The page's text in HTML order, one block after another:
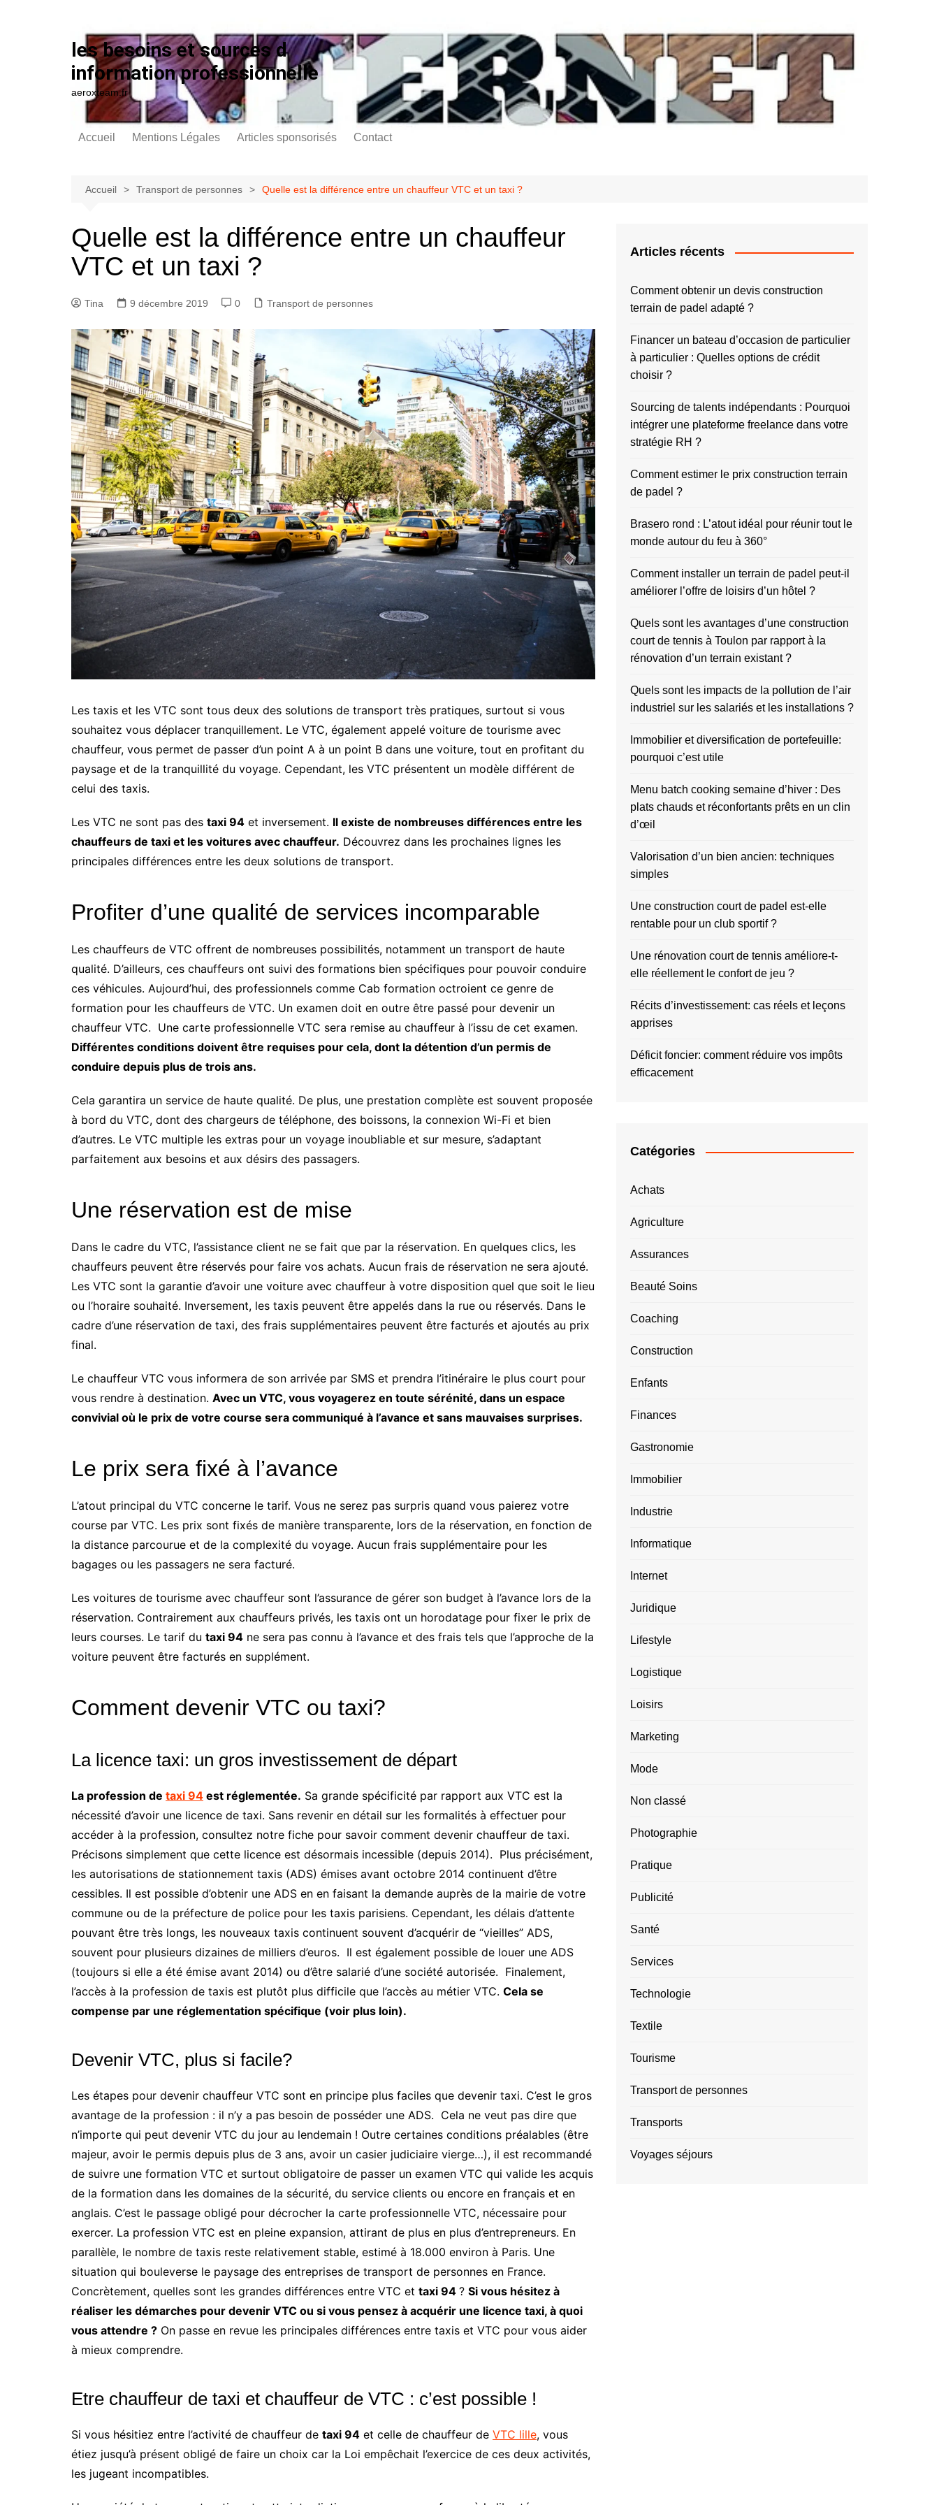
les besoins et sources d
information professionnelle
aeroxteam.fr
Accueil Mentions Légales Articles sponsorisés Contact
Accueil Transport de personnes Quelle est la différence entre un chauffeur VTC et un taxi ?
Quelle est la différence entre un chauffeur
VTC et un taxi ?
Tina 9 décembre 2019 0 Transport de personnes
Les taxis et les VTC sont tous deux des solutions de transport très pratiques, surtout si vous
souhaitez vous déplacer tranquillement. Le VTC, également appelé voiture de tourisme avec
chauffeur, vous permet de passer d’un point A à un point B dans une voiture, tout en profitant du
paysage et de la tranquillité du voyage. Cependant, les VTC présentent un modèle différent de
celui des taxis.
Les VTC ne sont pas des taxi 94 et inversement. Il existe de nombreuses différences entre les
chauffeurs de taxi et les voitures avec chauffeur. Découvrez dans les prochaines lignes les
principales différences entre les deux solutions de transport.
Profiter d’une qualité de services incomparable
Les chauffeurs de VTC offrent de nombreuses possibilités, notamment un transport de haute
qualité. D’ailleurs, ces chauffeurs ont suivi des formations bien spécifiques pour pouvoir conduire
ces véhicules. Aujourd’hui, des professionnels comme Cab formation octroient ce genre de
formation pour les chauffeurs de VTC. Un examen doit en outre être passé pour devenir un
chauffeur VTC. Une carte professionnelle VTC sera remise au chauffeur à l’issu de cet examen.
Différentes conditions doivent être requises pour cela, dont la détention d’un permis de
conduire depuis plus de trois ans.
Cela garantira un service de haute qualité. De plus, une prestation complète est souvent proposée
à bord du VTC, dont des chargeurs de téléphone, des boissons, la connexion Wi-Fi et bien
d’autres. Le VTC multiple les extras pour un voyage inoubliable et sur mesure, s’adaptant
parfaitement aux besoins et aux désirs des passagers.
Une réservation est de mise
Dans le cadre du VTC, l’assistance client ne se fait que par la réservation. En quelques clics, les
chauffeurs peuvent être réservés pour faire vos achats. Aucun frais de réservation ne sera ajouté.
Les VTC sont la garantie d’avoir une voiture avec chauffeur à votre disposition quel que soit le lieu
ou l’horaire souhaité. Inversement, les taxis peuvent être appelés dans la rue ou réservés. Dans le
cadre d’une réservation de taxi, des frais supplémentaires peuvent être facturés et ajoutés au prix
final.
Le chauffeur VTC vous informera de son arrivée par SMS et prendra l’itinéraire le plus court pour
vous rendre à destination. Avec un VTC, vous voyagerez en toute sérénité, dans un espace
convivial où le prix de votre course sera communiqué à l’avance et sans mauvaises surprises.
Le prix sera fixé à l’avance
L’atout principal du VTC concerne le tarif. Vous ne serez pas surpris quand vous paierez votre
course par VTC. Les prix sont fixés de manière transparente, lors de la réservation, en fonction de
la distance parcourue et de la complexité du voyage. Aucun frais supplémentaire pour les
bagages ou les passagers ne sera facturé.
Les voitures de tourisme avec chauffeur sont l’assurance de gérer son budget à l’avance lors de la
réservation. Contrairement aux chauffeurs privés, les taxis ont un horodatage pour fixer le prix de
leurs courses. Le tarif du taxi 94 ne sera pas connu à l’avance et des frais tels que l’approche de la
voiture peuvent être facturés en supplément.
Comment devenir VTC ou taxi?
La licence taxi: un gros investissement de départ
La profession de taxi 94 est réglementée. Sa grande spécificité par rapport aux VTC est la
nécessité d’avoir une licence de taxi. Sans revenir en détail sur les formalités à effectuer pour
accéder à la profession, consultez notre fiche pour savoir comment devenir chauffeur de taxi.
Précisons simplement que cette licence est désormais incessible (depuis 2014). Plus précisément,
les autorisations de stationnement taxis (ADS) émises avant octobre 2014 continuent d’être
cessibles. Il est possible d’obtenir une ADS en en faisant la demande auprès de la mairie de votre
commune ou de la préfecture de police pour les taxis parisiens. Cependant, les délais d’attente
pouvant être très longs, les nouveaux taxis continuent souvent d’acquérir de “vieilles” ADS,
souvent pour plusieurs dizaines de milliers d’euros. Il est également possible de louer une ADS
(toujours si elle a été émise avant 2014) ou d’être salarié d’une société autorisée. Finalement,
l’accès à la profession de taxis est plutôt plus difficile que l’accès au métier VTC. Cela se
compense par une réglementation spécifique (voir plus loin).
Devenir VTC, plus si facile?
Les étapes pour devenir chauffeur VTC sont en principe plus faciles que devenir taxi. C’est le gros
avantage de la profession : il n’y a pas besoin de posséder une ADS. Cela ne veut pas dire que
n’importe qui peut devenir VTC du jour au lendemain ! Outre certaines conditions préalables (être
majeur, avoir le permis depuis plus de 3 ans, avoir un casier judiciaire vierge…), il est recommandé
de suivre une formation VTC et surtout obligatoire de passer un examen VTC qui valide les acquis
de la formation dans les domaines de la sécurité, du service clients ou encore en français et en
anglais. C’est le passage obligé pour décrocher la carte professionnelle VTC, nécessaire pour
exercer. La profession VTC est en pleine expansion, attirant de plus en plus d’entrepreneurs. En
parallèle, le nombre de taxis reste relativement stable, estimé à 18.000 environ à Paris. Une
situation qui bouleverse le paysage des entreprises de transport de personnes en France.
Concrètement, quelles sont les grandes différences entre VTC et taxi 94 ? Si vous hésitez à
réaliser les démarches pour devenir VTC ou si vous pensez à acquérir une licence taxi, à quoi
vous attendre ? On passe en revue les principales différences entre taxis et VTC pour vous aider
à mieux comprendre.
Etre chauffeur de taxi et chauffeur de VTC : c’est possible !
Si vous hésitiez entre l’activité de chauffeur de taxi 94 et celle de chauffeur de VTC lille, vous
étiez jusqu’à présent obligé de faire un choix car la Loi empêchait l’exercice de ces deux activités,
les jugeant incompatibles.
Articles récents
Comment obtenir un devis construction
terrain de padel adapté ?
Financer un bateau d’occasion de particulier
à particulier : Quelles options de crédit
choisir ?
Sourcing de talents indépendants : Pourquoi
intégrer une plateforme freelance dans votre
stratégie RH ?
Comment estimer le prix construction terrain
de padel ?
Brasero rond : L’atout idéal pour réunir tout le
monde autour du feu à 360°
Comment installer un terrain de padel peut-il
améliorer l’offre de loisirs d’un hôtel ?
Quels sont les avantages d’une construction
court de tennis à Toulon par rapport à la
rénovation d’un terrain existant ?
Quels sont les impacts de la pollution de l’air
industriel sur les salariés et les installations ?
Immobilier et diversification de portefeuille:
pourquoi c’est utile
Menu batch cooking semaine d’hiver : Des
plats chauds et réconfortants prêts en un clin
d’œil
Valorisation d’un bien ancien: techniques
simples
Une construction court de padel est-elle
rentable pour un club sportif ?
Une rénovation court de tennis améliore-t-
elle réellement le confort de jeu ?
Récits d’investissement: cas réels et leçons
apprises
Déficit foncier: comment réduire vos impôts
efficacement
Catégories
Achats
Agriculture
Assurances
Beauté Soins
Coaching
Construction
Enfants
Finances
Gastronomie
Immobilier
Industrie
Informatique
Internet
Juridique
Lifestyle
Logistique
Loisirs
Marketing
Mode
Non classé
Photographie
Pratique
Publicité
Santé
Services
Technologie
Textile
Tourisme
Transport de personnes
Transports
Voyages séjours